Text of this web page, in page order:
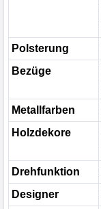
Polsterung
Bezüge
Metallfarben
Holzdekore
Drehfunktion
Designer